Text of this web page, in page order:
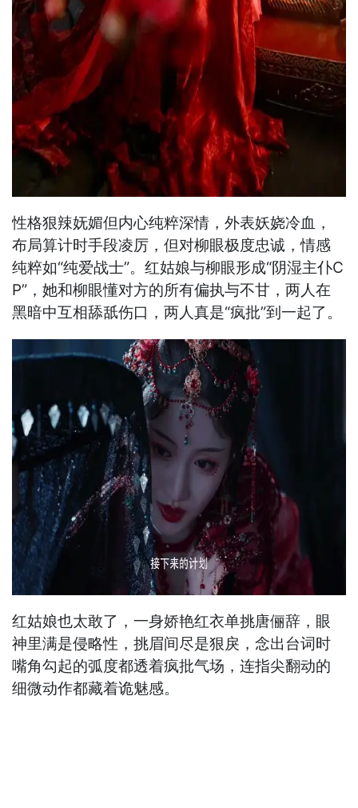
性格狠辣妩媚但内心纯粹深情，外表妖娆冷血，
布局算计时手段凌厉，但对柳眼极度忠诚，情感
纯粹如“纯爱战士”。红姑娘与柳眼形成“阴湿主仆C
P”，她和柳眼懂对方的所有偏执与不甘，两人在
黑暗中互相舔舐伤口，两人真是“疯批”到一起了。
红姑娘也太敢了，一身娇艳红衣单挑唐俪辞，眼
神里满是侵略性，挑眉间尽是狠戾，念出台词时
嘴角勾起的弧度都透着疯批气场，连指尖翻动的
细微动作都藏着诡魅感。